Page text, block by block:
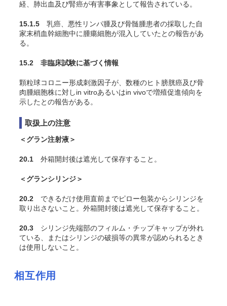
経、肺出血及び腎癌が有害事象として報告されている。
15.1.5 乳癌、悪性リンパ腫及び骨髄腫患者の採取した自
家末梢血幹細胞中に腫瘍細胞が混入していたとの報告があ
る。
15.2 非臨床試験に基づく情報
顆粒球コロニー形成刺激因子が、数種のヒト膀胱癌及び骨
肉腫細胞株に対しin vitroあるいはin vivoで増殖促進傾向を
示したとの報告がある。
取扱上の注意
＜グラン注射液＞
20.1 外箱開封後は遮光して保存すること。
＜グランシリンジ＞
20.2 できるだけ使用直前までピロー包装からシリンジを
取り出さないこと。外箱開封後は遮光して保存すること。
20.3 シリンジ先端部のフィルム・チップキャップが外れ
ている、またはシリンジの破損等の異常が認められるとき
は使用しないこと。
相互作用